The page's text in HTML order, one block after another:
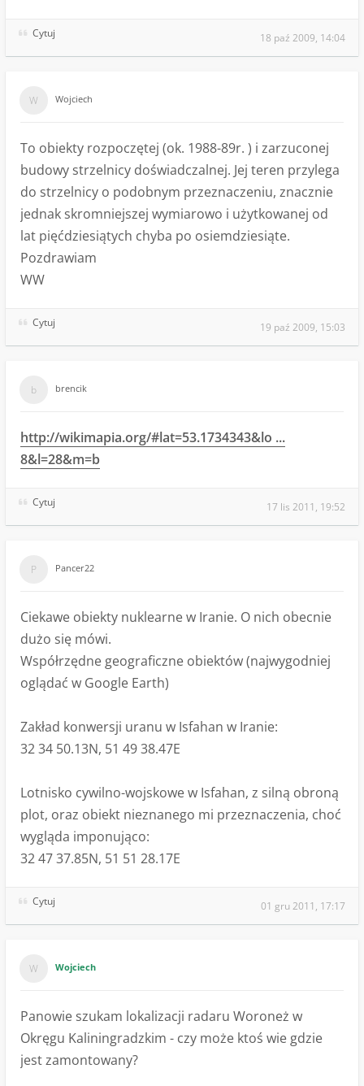
Cytuj 18 paź 2009, 14:04
Wojciech
To obiekty rozpoczętej (ok. 1988-89r. ) i zarzuconej
budowy strzelnicy doświadczalnej. Jej teren przylega
do strzelnicy o podobnym przeznaczeniu, znacznie
jednak skromniejszej wymiarowo i użytkowanej od
lat pięćdziesiątych chyba po osiemdziesiąte.
Pozdrawiam
WW
Cytuj 19 paź 2009, 15:03
brencik
http://wikimapia.org/#lat=53.1734343&lo ...
8&l=28&m=b
Cytuj 17 lis 2011, 19:52
Pancer22
Ciekawe obiekty nuklearne w Iranie. O nich obecnie
dużo się mówi.
Współrzędne geograficzne obiektów (najwygodniej
oglądać w Google Earth)
Zakład konwersji uranu w Isfahan w Iranie:
32 34 50.13N, 51 49 38.47E
Lotnisko cywilno-wojskowe w Isfahan, z silną obroną
plot, oraz obiekt nieznanego mi przeznaczenia, choć
wygląda imponująco:
32 47 37.85N, 51 51 28.17E
Cytuj 01 gru 2011, 17:17
Wojciech
Panowie szukam lokalizacji radaru Woroneż w
Okręgu Kaliningradzkim - czy może ktoś wie gdzie
jest zamontowany?